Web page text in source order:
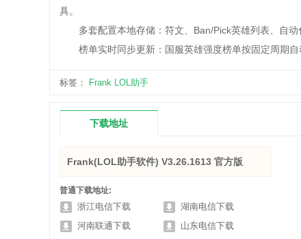
具。
多套配置本地存储：符文、Ban/Pick英雄列表、自动
榜单实时同步更新：国服英雄强度榜单按固定周期自
标签： Frank LOL助手
下载地址
Frank(LOL助手软件) V3.26.1613 官方版
普通下载地址:
浙江电信下载
湖南电信下载
河南联通下载
山东电信下载